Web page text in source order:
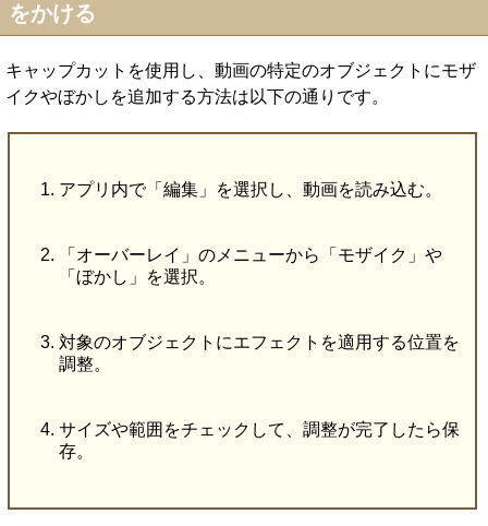
をかける
キャップカットを使用し、動画の特定のオブジェクトにモザ
イクやぼかしを追加する方法は以下の通りです。
アプリ内で「編集」を選択し、動画を読み込む。
「オーバーレイ」のメニューから「モザイク」や
「ぼかし」を選択。
対象のオブジェクトにエフェクトを適用する位置を
調整。
サイズや範囲をチェックして、調整が完了したら保
存。